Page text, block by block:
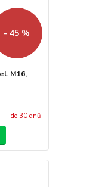
- 45 %
M16,
do 30 dnů